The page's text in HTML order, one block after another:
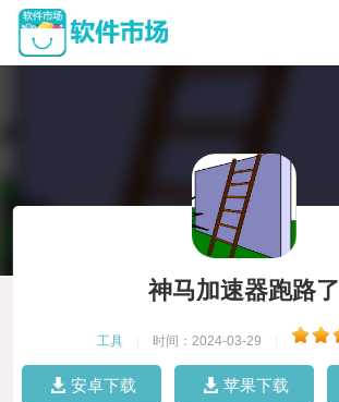
神马加速器跑路了
工具 时间：2024-03-29
安卓下载 苹果下载